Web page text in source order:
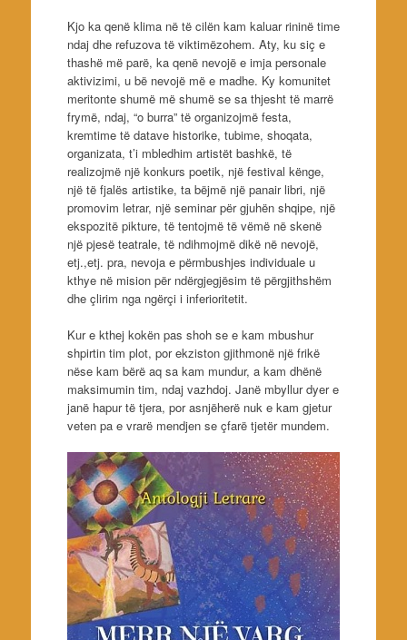
Kjo ka qenë klima në të cilën kam kaluar rininë time
ndaj dhe refuzova të viktimëzohem. Aty, ku siç e
thashë më parë, ka qenë nevojë e imja personale
aktivizimi, u bë nevojë më e madhe. Ky komunitet
meritonte shumë më shumë se sa thjesht të marrë
frymë, ndaj, “o burra” të organizojmë festa,
kremtime të datave historike, tubime, shoqata,
organizata, t’i mbledhim artistët bashkë, të
realizojmë një konkurs poetik, një festival kënge,
një të fjalës artistike, ta bëjmë një panair libri, një
promovim letrar, një seminar për gjuhën shqipe, një
ekspozitë pikture, të tentojmë të vëmë në skenë
një pjesë teatrale, të ndihmojmë dikë në nevojë,
etj.,etj. pra, nevoja e përmbushjes individuale u
kthye në mision për ndërgjegjësim të përgjithshëm
dhe çlirim nga ngërçi i inferioritetit.
Kur e kthej kokën pas shoh se e kam mbushur
shpirtin tim plot, por ekziston gjithmonë një frikë
nëse kam bërë aq sa kam mundur, a kam dhënë
maksimumin tim, ndaj vazhdoj. Janë mbyllur dyer e
janë hapur të tjera, por asnjëherë nuk e kam gjetur
veten pa e vrarë mendjen se çfarë tjetër mundem.